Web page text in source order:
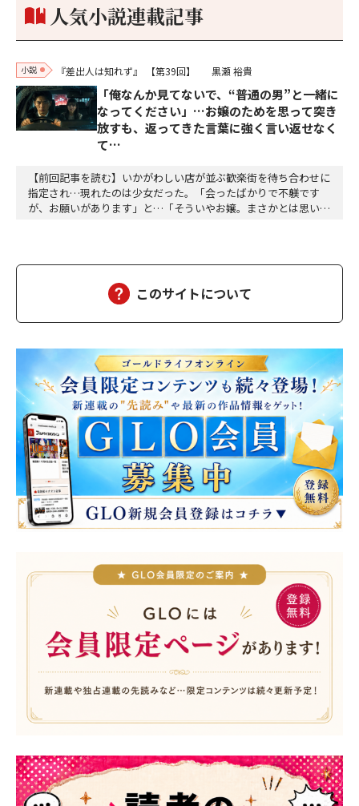
人気小説連載記事
小説 『差出人は知れず』 【第39回】 黒瀬 裕貴
「俺なんか見てないで、“普通の男”と一緒に
なってください」…お嬢のためを思って突き
放すも、返ってきた言葉に強く言い返せなく
て…
【前回記事を読む】いかがわしい店が並ぶ歓楽街を待ち合わせに
指定され…現れたのは少女だった。「会ったばかりで不躾です
が、お願いがあります」と…「そういやお嬢。まさかとは思いま
らねぇ」「自業自得なだけよ」「手厳しいすっねぇ。今日…
このサイトについて